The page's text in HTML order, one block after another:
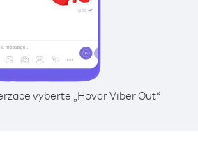
vyberte „Hovor Viber Out“